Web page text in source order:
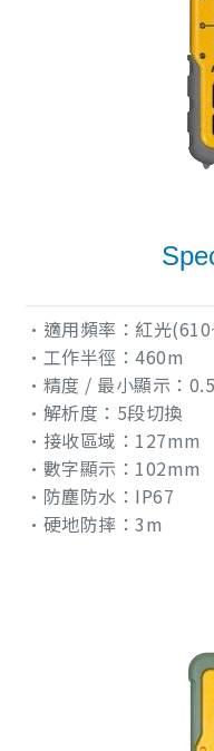
•適用頻率：紅光
•工作半徑：460m
•精度 / 最小顯示：
•解析度：5段切換
•接收區域：127mm
•數字顯示：102mm
•防塵防水：IP67
•硬地防摔：3m